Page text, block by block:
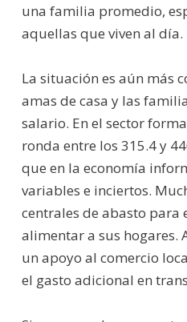
una familia promedio,
aquellas que viven al día.
La situación es aún más
amas de casa y las
salario. En el sector
ronda entre los 315.4 y
que en la economía
variables e inciertos.
centrales de abasto para
alimentar a sus hogares.
un apoyo al comercio
el gasto adicional en